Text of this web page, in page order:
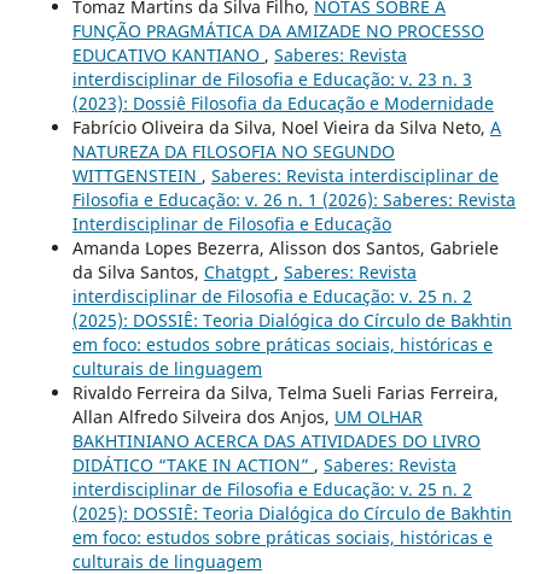
Tomaz Martins da Silva Filho, NOTAS SOBRE A
FUNÇÃO PRAGMÁTICA DA AMIZADE NO PROCESSO
EDUCATIVO KANTIANO , Saberes: Revista
interdisciplinar de Filosofia e Educação: v. 23 n. 3
(2023): Dossiê Filosofia da Educação e Modernidade
Fabrício Oliveira da Silva, Noel Vieira da Silva Neto, A
NATUREZA DA FILOSOFIA NO SEGUNDO
WITTGENSTEIN , Saberes: Revista interdisciplinar de
Filosofia e Educação: v. 26 n. 1 (2026): Saberes: Revista
Interdisciplinar de Filosofia e Educação
Amanda Lopes Bezerra, Alisson dos Santos, Gabriele
da Silva Santos, Chatgpt , Saberes: Revista
interdisciplinar de Filosofia e Educação: v. 25 n. 2
(2025): DOSSIÊ: Teoria Dialógica do Círculo de Bakhtin
em foco: estudos sobre práticas sociais, históricas e
culturais de linguagem
Rivaldo Ferreira da Silva, Telma Sueli Farias Ferreira,
Allan Alfredo Silveira dos Anjos, UM OLHAR
BAKHTINIANO ACERCA DAS ATIVIDADES DO LIVRO
DIDÁTICO “TAKE IN ACTION” , Saberes: Revista
interdisciplinar de Filosofia e Educação: v. 25 n. 2
(2025): DOSSIÊ: Teoria Dialógica do Círculo de Bakhtin
em foco: estudos sobre práticas sociais, históricas e
culturais de linguagem